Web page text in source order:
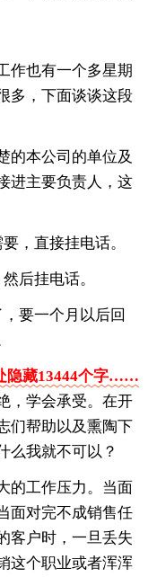
作也有一个多星期
多，下面谈谈这段
的本公司的单位及
进主要负责人，这
，直接挂电话。
后挂电话。
要一个月以后回
藏13444个字……
，学会承受。在开
们帮助以及熏陶下
么我就不可以？
的工作压力。当面
面对完不成销售任
客户时，一旦丢失
这个职业或者浑浑